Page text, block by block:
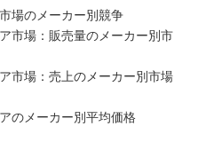
場のメーカー別競争
市場：販売量のメーカー別市
市場：売上のメーカー別市場
のメーカー別平均価格